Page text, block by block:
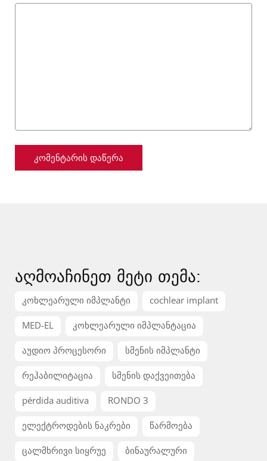
აღმოაჩინეთ მეტი თემა:
კოხლეარული იმპლანტი cochlear implant
MED-EL კოხლეარული იმპლანტაცია
აუდიო პროცესორი სმენის იმპლანტი
რეჰაბილიტაცია სმენის დაქვეითება
pérdida auditiva RONDO 3
ელექტროდების ნაკრები წარმოება
ცალმხრივი სიყრუე ბინაურალური